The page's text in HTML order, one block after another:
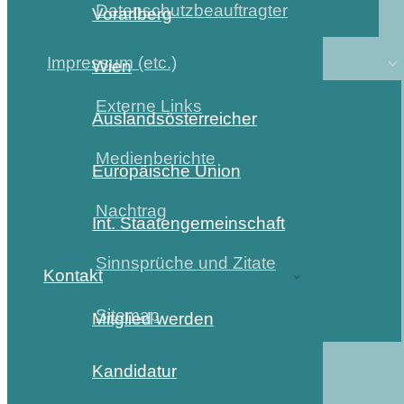
Datenschutzbeauftragter
Impressum (etc.)
Externe Links
Medienberichte
Nachtrag
Sinnsprüche und Zitate
Sitemap
Vorarlberg
Wien
Auslandsösterreicher
Europäische Union
Int. Staatengemeinschaft
Kontakt
Mitglied werden
Kandidatur